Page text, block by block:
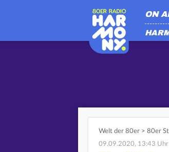
ON
Welt der 80er > 80er
09.09.2020, 13:43 Uhr